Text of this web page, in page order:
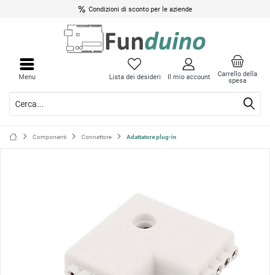
Condizioni di sconto per le aziende
Carrello della
spesa
Lista dei desideri Il mio account
Menu
Componenti Connettore Adattatore plug-in
menu
menu